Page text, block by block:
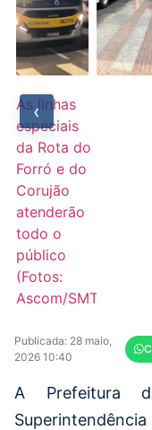
‹
As linhas
especiais
da Rota do
Forró e do
Corujão
atenderão
todo o
público
(Fotos:
Ascom/SMTT)
Publicada: 28 maio,
2026 10:40
A Prefeitura